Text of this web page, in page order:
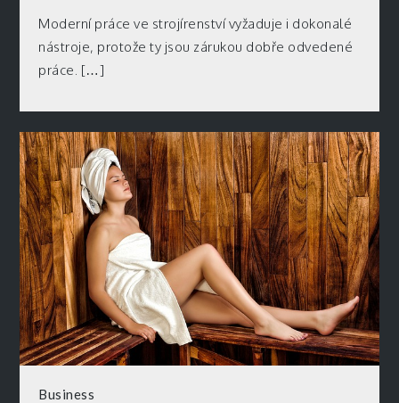
Moderní práce ve strojírenství vyžaduje i dokonalé
nástroje, protože ty jsou zárukou dobře odvedené
práce. […]
Business